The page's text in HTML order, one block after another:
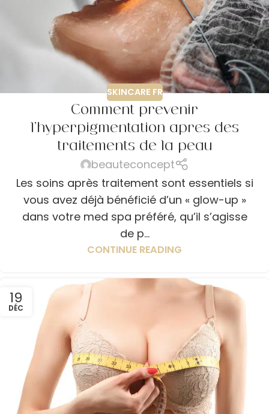
SKINCARE FR
Comment prévenir
l’hyperpigmentation après des
traitements de la peau
beauteconcept
Les soins après traitement sont essentiels si
vous avez déjà bénéficié d’un « glow-up »
dans votre med spa préféré, qu’il s’agisse
de p...
CONTINUE READING
19
DÉC